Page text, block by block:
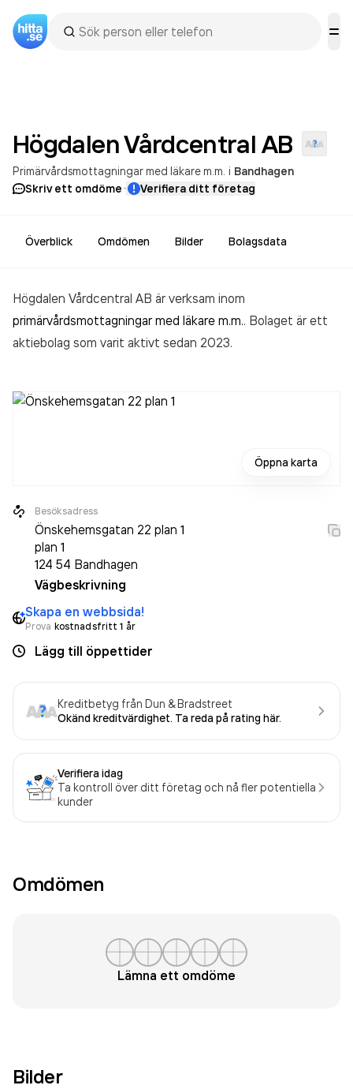
Högdalen Vårdcentral AB
Primärvårdsmottagningar med läkare m.m. i Bandhagen
Skriv ett omdöme· Verifiera ditt företag
Överblick Omdömen Bilder Bolagsdata
Högdalen Vårdcentral AB är verksam inom
primärvårdsmottagningar med läkare m.m.. Bolaget är ett
aktiebolag som varit aktivt sedan 2023.
Öppna karta
Besöksadress
Önskehemsgatan 22 plan 1
plan 1
124 54 Bandhagen
Vägbeskrivning
Skapa en webbsida!
Prova kostnadsfritt 1 år
Lägg till öppettider
Kreditbetyg från Dun & Bradstreet
Okänd kreditvärdighet. Ta reda på rating här.
Verifiera idag
Ta kontroll över ditt företag och nå fler potentiella
kunder
Omdömen
Lämna ett omdöme
Bilder